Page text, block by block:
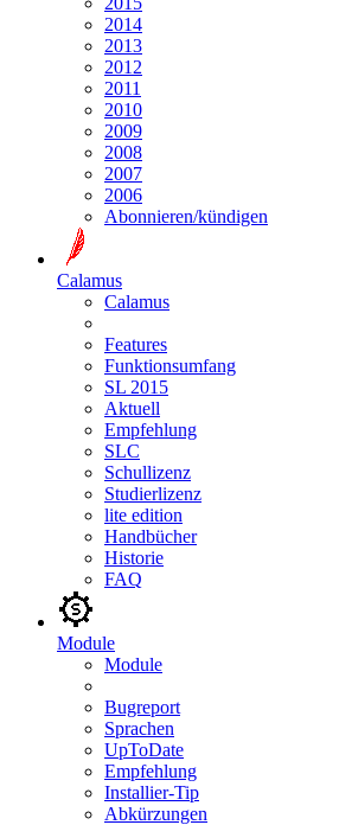
2014
2013
2012
2011
2010
2009
2008
2007
2006
Abonnieren/kündigen
Calamus
Calamus
Features
Funktionsumfang
SL 2015
Aktuell
Empfehlung
SLC
Schullizenz
Studierlizenz
lite edition
Handbücher
Historie
FAQ
Module
Module
Bugreport
Sprachen
UpToDate
Empfehlung
Installier-Tip
Abkürzungen